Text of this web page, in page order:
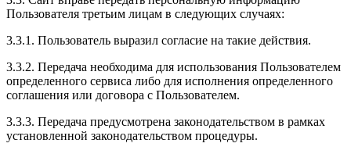
Пользователя третьим лицам в следующих случаях:
3.3.1. Пользователь выразил согласие на такие действия.
3.3.2. Передача необходима для использования Пользователем
определенного сервиса либо для исполнения определенного
соглашения или договора с Пользователем.
3.3.3. Передача предусмотрена законодательством в рамках
установленной законодательством процедуры.